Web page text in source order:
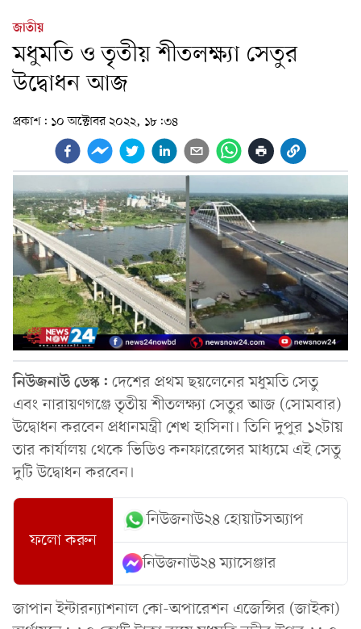
জাতীয়
মধুমতি ও তৃতীয় শীতলক্ষ্যা সেতুর
উদ্বোধন আজ
প্রকাশ: ১০ অক্টোবর ২০২২, ১৮:৩৪
নিউজনাউ ডেস্ক: দেশের প্রথম ছয়লেনের মধুমতি সেতু
এবং নারায়ণগঞ্জে তৃতীয় শীতলক্ষ্যা সেতুর আজ (সোমবার)
উদ্বোধন করবেন প্রধানমন্ত্রী শেখ হাসিনা। তিনি দুপুর ১২টায়
তার কার্যালয় থেকে ভিডিও কনফারেন্সের মাধ্যমে এই সেতু
দুটি উদ্বোধন করবেন।
ফলো করুন
নিউজনাউ২৪ হোয়াটসঅ্যাপ
নিউজনাউ২৪ ম্যাসেঞ্জার
জাপান ইন্টারন্যাশনাল কো-অপারেশন এজেন্সির (জাইকা)